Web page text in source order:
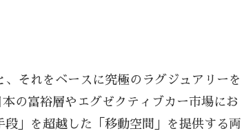
それをベースに究極のラグジュアリーを
の富裕層やエグゼクティブカー市場にお
」を超越した「移動空間」を提供する両